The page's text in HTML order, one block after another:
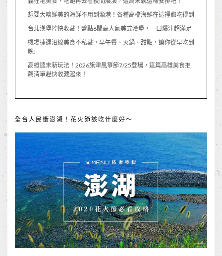
想要大啖鮮美的海鮮不用到漁港！各種高檔海鮮在這裡都吃得到
台北漢堡控快收藏！盤點6間高人氣美式漢堡，一口爆汁超滿足
機場捷運沿線美食不私藏，早午餐、火鍋、甜點，讓你從早吃到
晚!
高雄週末新玩法！2026旗津風箏節7/25登場，這篇高雄美食推
薦清單趕快收藏起來！
全台人民衝澎湖！花火節該吃什麼好～